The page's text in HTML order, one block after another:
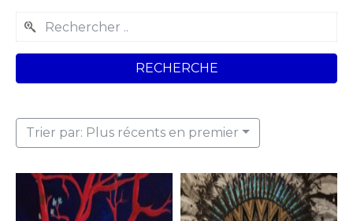
RECHERCHE
Trier par: Plus récents en premier